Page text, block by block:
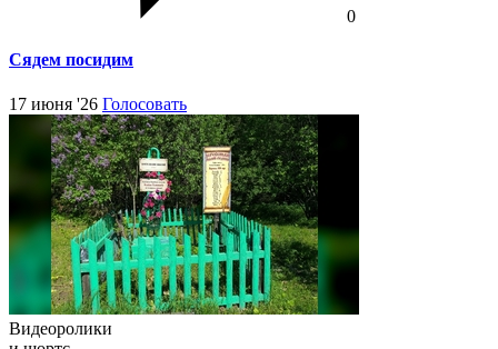
0
Сядем посидим
17 июня '26 Голосовать
Видеоролики